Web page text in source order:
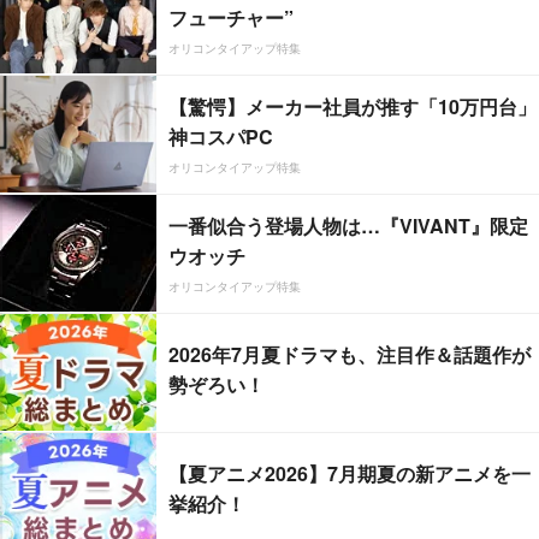
フューチャー”
オリコンタイアップ特集
【驚愕】メーカー社員が推す「10万円台」
神コスパPC
オリコンタイアップ特集
一番似合う登場人物は…『VIVANT』限定
ウオッチ
オリコンタイアップ特集
2026年7月夏ドラマも、注目作＆話題作が
勢ぞろい！
【夏アニメ2026】7月期夏の新アニメを一
挙紹介！